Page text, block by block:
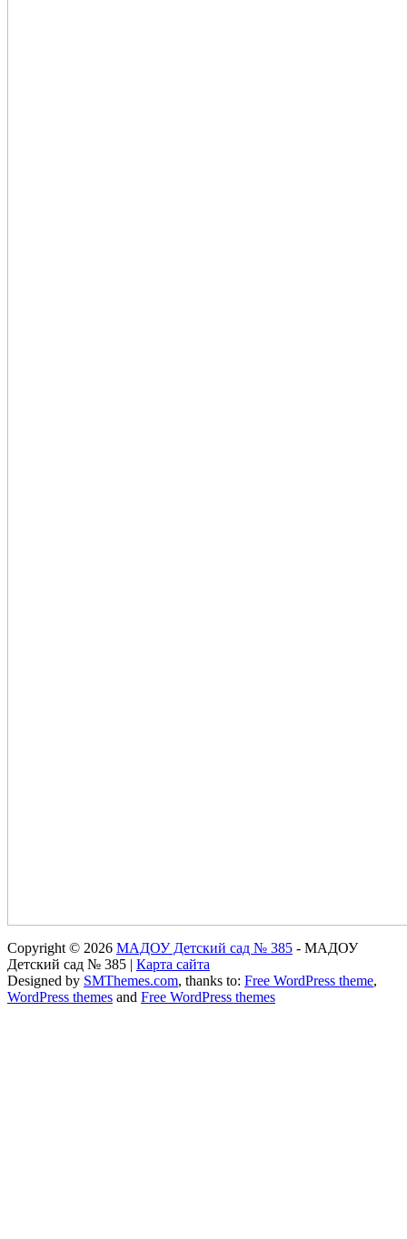
Copyright © 2026 МАДОУ Детский сад № 385 - МАДОУ
Детский сад № 385 | Карта сайта
Designed by SMThemes.com, thanks to: Free WordPress theme,
WordPress themes and Free WordPress themes